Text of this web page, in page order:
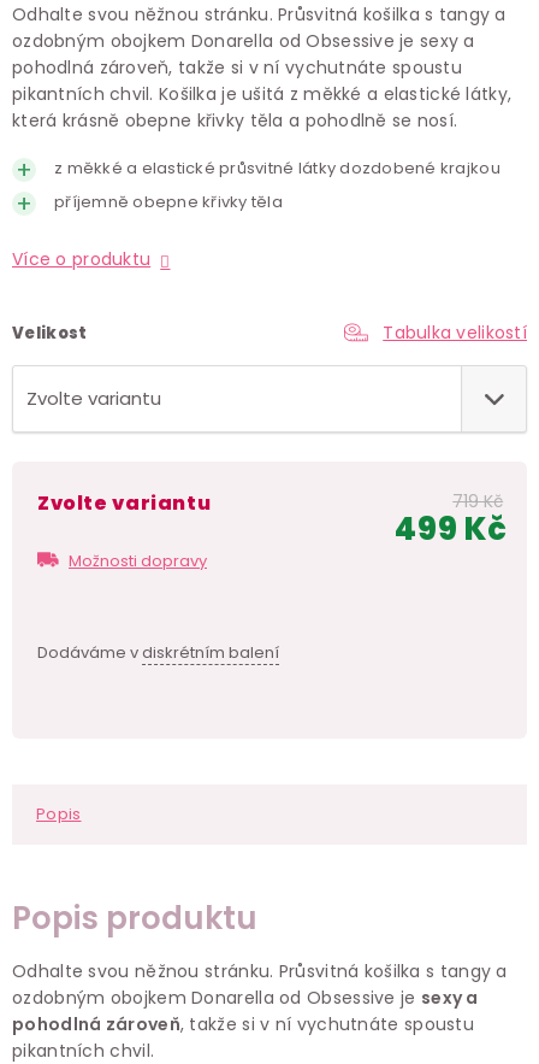
Odhalte svou něžnou stránku. Průsvitná košilka s tangy a
ozdobným obojkem Donarella od Obsessive je sexy a
pohodlná zároveň, takže si v ní vychutnáte spoustu
pikantních chvil. Košilka je ušitá z měkké a elastické látky,
která krásně obepne křivky těla a pohodlně se nosí.
z měkké a elastické průsvitné látky dozdobené krajkou
příjemně obepne křivky těla
Více o produktu
Velikost Tabulka velikostí
Zvolte variantu
Možnosti dopravy
Dodáváme vdiskrétním balení
719 Kč
499 Kč
Popis
Popis produktu
Odhalte svou něžnou stránku. Průsvitná košilka s tangy a
ozdobným obojkem Donarella od Obsessive je sexy a
pohodlná zároveň, takže si v ní vychutnáte spoustu
pikantních chvil.